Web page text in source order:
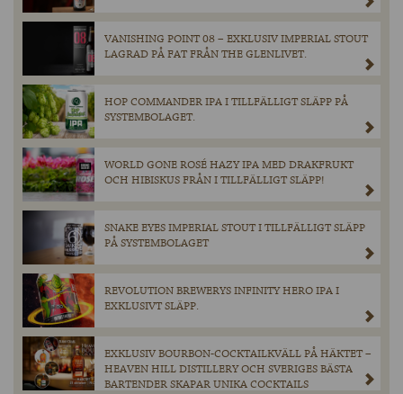
VANISHING POINT 08 – EXKLUSIV IMPERIAL STOUT
LAGRAD PÅ FAT FRÅN THE GLENLIVET.
HOP COMMANDER IPA I TILLFÄLLIGT SLÄPP PÅ
SYSTEMBOLAGET.
WORLD GONE ROSÉ HAZY IPA MED DRAKFRUKT
OCH HIBISKUS FRÅN I TILLFÄLLIGT SLÄPP!
SNAKE EYES IMPERIAL STOUT I TILLFÄLLIGT SLÄPP
PÅ SYSTEMBOLAGET
REVOLUTION BREWERYS INFINITY HERO IPA I
EXKLUSIVT SLÄPP.
EXKLUSIV BOURBON-COCKTAILKVÄLL PÅ HÄKTET –
HEAVEN HILL DISTILLERY OCH SVERIGES BÄSTA
BARTENDER SKAPAR UNIKA COCKTAILS